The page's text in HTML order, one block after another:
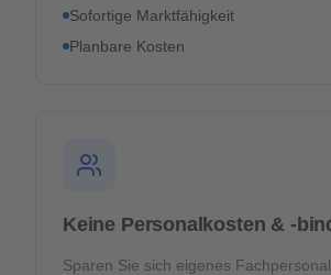
Sofortige Marktfähigkeit
Planbare Kosten
Keine Personalkosten & -
Sparen Sie sich eigenes